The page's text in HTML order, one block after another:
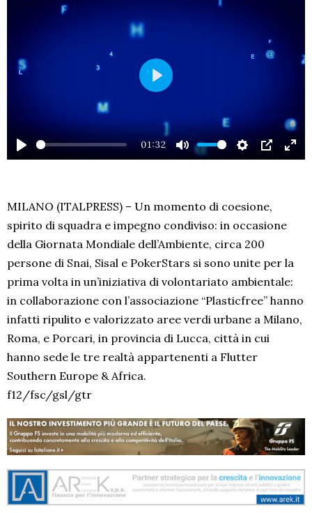
PLAY
01:32
MUTE SETTINGS
PIP
PLAY
MILANO (ITALPRESS) – Un momento di coesione,
spirito di squadra e impegno condiviso: in occasione
della Giornata Mondiale dell’Ambiente, circa 200
persone di Snai, Sisal e PokerStars si sono unite per la
prima volta in un’iniziativa di volontariato ambientale:
in collaborazione con l’associazione “Plasticfree” hanno
infatti ripulito e valorizzato aree verdi urbane a Milano,
Roma, e Porcari, in provincia di Lucca, città in cui
hanno sede le tre realtà appartenenti a Flutter
Southern Europe & Africa.
f12/fsc/gsl/gtr